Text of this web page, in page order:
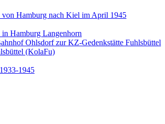
von Hamburg nach Kiel im April 1945
Hamburg Langenhorn
Ohlsdorf zur KZ-Gedenkstätte Fuhlsbüttel
(KolaFu)
1945